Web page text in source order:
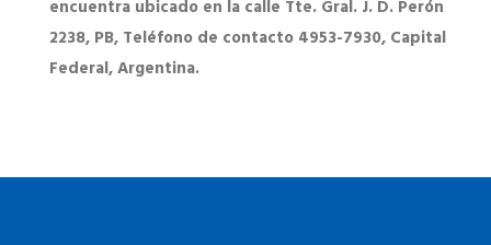
encuentra ubicado en la calle Tte. Gral. J. D. Perón
2238, PB, Teléfono de contacto 4953-7930, Capital
Federal, Argentina.